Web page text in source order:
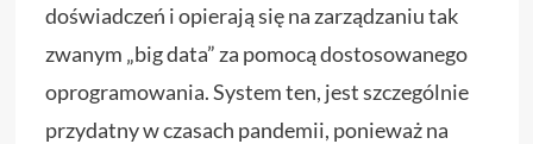
doświadczeń i opierają się na zarządzaniu tak
zwanym „big data” za pomocą dostosowanego
oprogramowania. System ten, jest szczególnie
przydatny w czasach pandemii, ponieważ na